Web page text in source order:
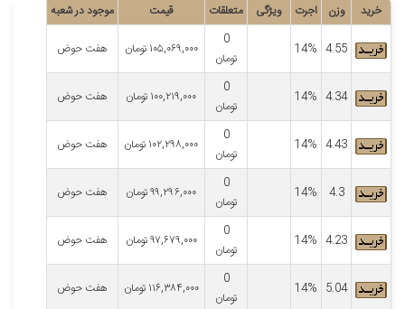
خرید وزن اجرت ویژگی متعلقات قیمت موجود در شعبه
4.55
14%
0
تومان
۱۰۵,۰۶۹,۰۰۰ تومان هفت حوض
4.34
14%
0
تومان
۱۰۰,۲۱۹,۰۰۰ تومان هفت حوض
4.43
14%
0
تومان
۱۰۲,۲۹۸,۰۰۰ تومان هفت حوض
4.3
14%
0
تومان
۹۹,۲۹۶,۰۰۰تومان هفت حوض
4.23
14%
0
تومان
۹۷,۶۷۹,۰۰۰تومان هفت حوض
5.04
14%
0
تومان
۱۱۶,۳۸۴,۰۰۰ تومان هفت حوض